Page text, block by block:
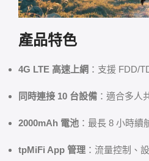
產品特色
4G LTE 高速上網 ：支援 FDD/
同時連接 10 台設備 ：適合多人
2000mAh 電池 ：最長 8 小時續
tpMiFi App 管理 ：流量控制、